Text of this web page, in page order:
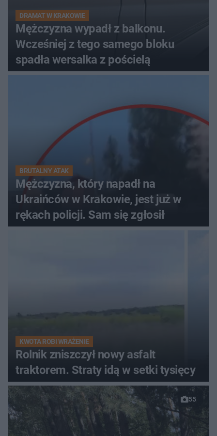
DRAMAT W KRAKOWIE
Mężczyzna wypadł z balkonu.
Wcześniej z tego samego bloku
spadła wersalka z pościelą
BRUTALNY ATAK
Mężczyzna, który napadł na
Ukraińców w Krakowie, jest już w
rękach policji. Sam się zgłosił
KWOTA ROBI WRAŻENIE
Rolnik zniszczył nowy asfalt
traktorem. Straty idą w setki tysięcy
55